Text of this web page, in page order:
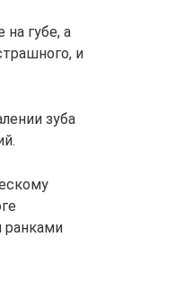
губе, а
и
зуба
ранками